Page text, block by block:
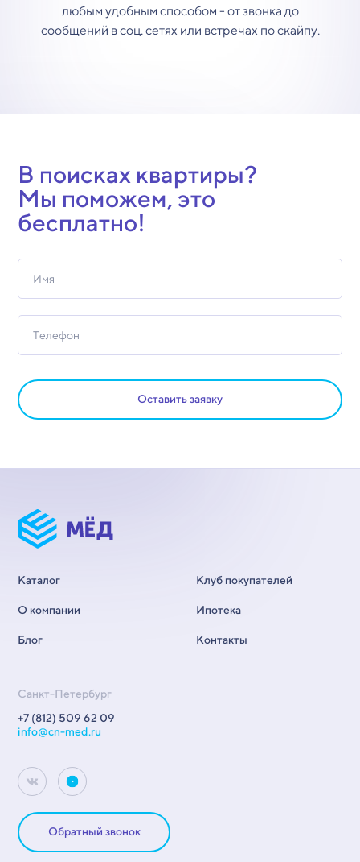
любым удобным способом - от звонка до
сообщений в соц. сетях или встречах по скайпу.
В поисках квартиры?
Мы поможем, это
бесплатно!
Оставить заявку
Каталог
О компании
Блог
Клуб покупателей
Ипотека
Контакты
Санкт-Петербург
+7 (812) 509 62 09
info@cn-med.ru
Обратный звонок